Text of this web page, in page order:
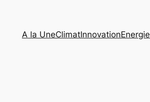
A la UneClimatInnovationEnergie